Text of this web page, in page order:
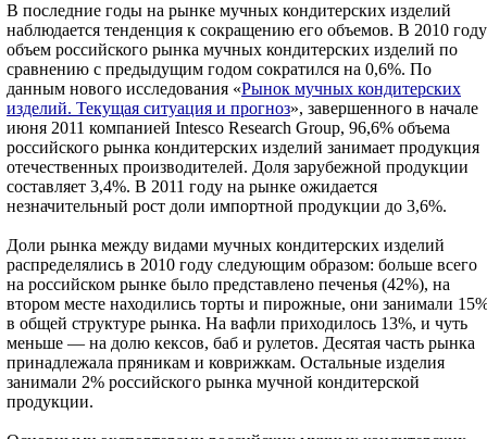
В последние годы на рынке мучных кондитерских изделий
наблюдается тенденция к сокращению его объемов. В 2010 году
объем российского рынка мучных кондитерских изделий по
сравнению с предыдущим годом сократился на 0,6%. По
данным нового исследования «Рынок мучных кондитерских
изделий. Текущая ситуация и прогноз», завершенного в начале
июня 2011 компанией Intesco Research Group, 96,6% объема
российского рынка кондитерских изделий занимает продукция
отечественных производителей. Доля зарубежной продукции
составляет 3,4%. В 2011 году на рынке ожидается
незначительный рост доли импортной продукции до 3,6%.
Доли рынка между видами мучных кондитерских изделий
распределялись в 2010 году следующим образом: больше всего
на российском рынке было представлено печенья (42%), на
втором месте находились торты и пирожные, они занимали
в общей структуре рынка. На вафли приходилось 13%, и чуть
меньше — на долю кексов, баб и рулетов. Десятая часть рынка
принадлежала пряникам и коврижкам. Остальные изделия
занимали 2% российского рынка мучной кондитерской
продукции.